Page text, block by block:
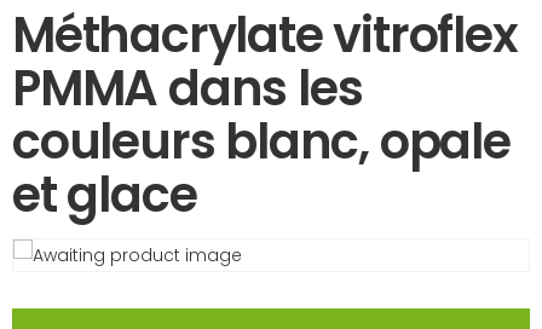
Méthacrylate vitroflex
PMMA dans les
couleurs blanc, opale
et glace